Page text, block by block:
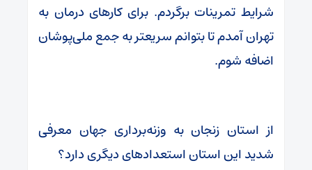
شرایط تمرینات برگردم. برای کارهای درمان به
تهران آمدم تا بتوانم سریعتر به جمع ملی‌پوشان
اضافه شوم.
از استان زنجان به وزنه‌برداری جهان معرفی
شدید این استان استعدادهای دیگری دارد؟